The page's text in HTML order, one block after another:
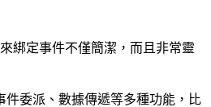
綁定事件不僅簡潔，而且非常靈
件委派、數據傳遞等多種功能，比